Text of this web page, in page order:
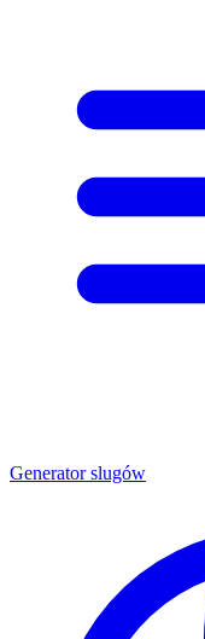
Generator slugów